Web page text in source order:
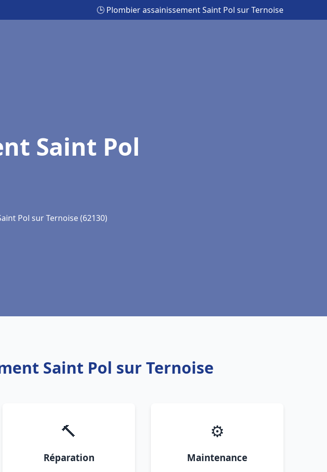
🕒 Plombier assainissement Saint Pol sur Ternoise
Saint Pol
Pol sur Ternoise (62130)
Saint Pol sur Ternoise
🔨
Réparation
⚙️
Maintenance